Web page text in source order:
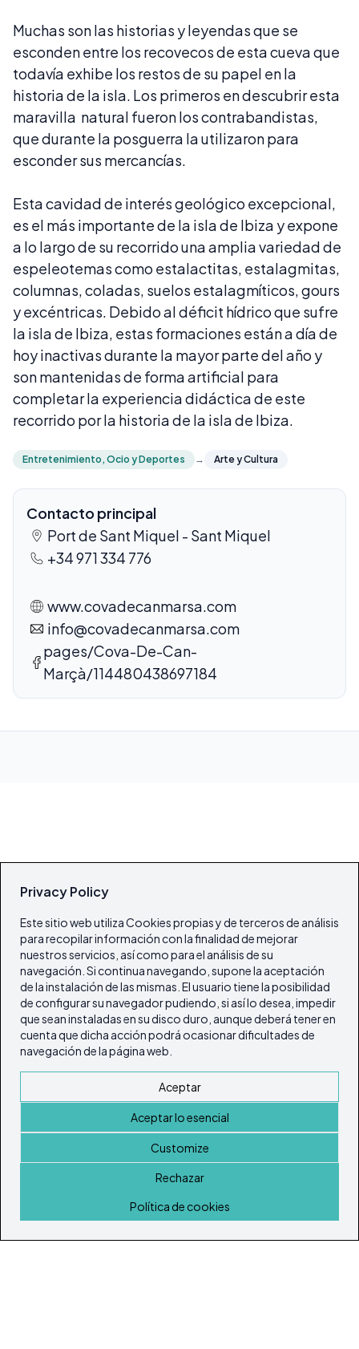
Privacy Policy
Este sitio web utiliza Cookies propias y de terceros de análisis
para recopilar información con la finalidad de mejorar
nuestros servicios, así como para el análisis de su
navegación. Si continua navegando, supone la aceptación
de la instalación de las mismas. El usuario tiene la posibilidad
de configurar su navegador pudiendo, si así lo desea, impedir
que sean instaladas en su disco duro, aunque deberá tener en
cuenta que dicha acción podrá ocasionar dificultades de
navegación de la página web.
Aceptar
Aceptar lo esencial
Customize
Rechazar
Política de cookies
Muchas son las historias y leyendas que se
esconden entre los recovecos de esta cueva que
todavía exhibe los restos de su papel en la
historia de la isla. Los primeros en descubrir esta
maravilla natural fueron los contrabandistas,
que durante la posguerra la utilizaron para
esconder sus mercancías.
Esta cavidad de interés geológico excepcional,
es el más importante de la isla de Ibiza y expone
a lo largo de su recorrido una amplia variedad de
espeleotemas como estalactitas, estalagmitas,
columnas, coladas, suelos estalagmíticos, gours
y excéntricas. Debido al déficit hídrico que sufre
la isla de Ibiza, estas formaciones están a día de
hoy inactivas durante la mayor parte del año y
son mantenidas de forma artificial para
completar la experiencia didáctica de este
recorrido por la historia de la isla de Ibiza.
Entretenimiento, Ocio y Deportes → Arte y Cultura
Contacto principal
Port de Sant Miquel - Sant Miquel
+34 971 334 776
www.covadecanmarsa.com
info@covadecanmarsa.com
pages/Cova-De-Can-
Marçà/114480438697184